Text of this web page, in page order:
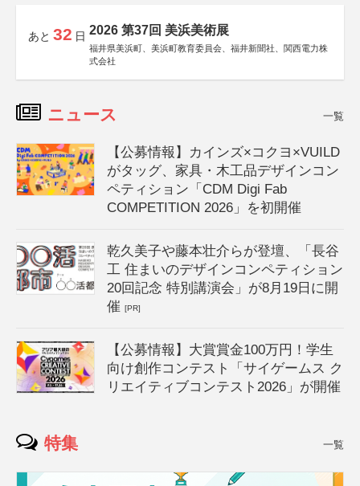
あと 32 日 2026 第37回 美浜美術展
福井県美浜町、美浜町教育委員会、福井新聞社、関西電力株
式会社
ニュース 一覧
【公募情報】カインズ×コクヨ×VUILD
がタッグ、家具・木工品デザインコン
ペティション「CDM Digi Fab
COMPETITION 2026」を初開催
乾久美子や藤本壮介らが登壇、「長谷
工 住まいのデザインコンペティション
20回記念 特別講演会」が8月19日に開
催[PR]
【公募情報】大賞賞金100万円！学生
向け創作コンテスト「サイゲームス ク
リエイティブコンテスト2026」が開催
特集 一覧